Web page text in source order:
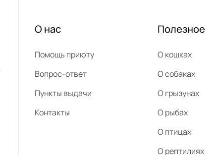
О нас
Помощь приюту
Вопрос-ответ
Пункты выдачи
Контакты
Полезное
О кошках
О собаках
О грызунах
О рыбах
О птицах
О рептилиях